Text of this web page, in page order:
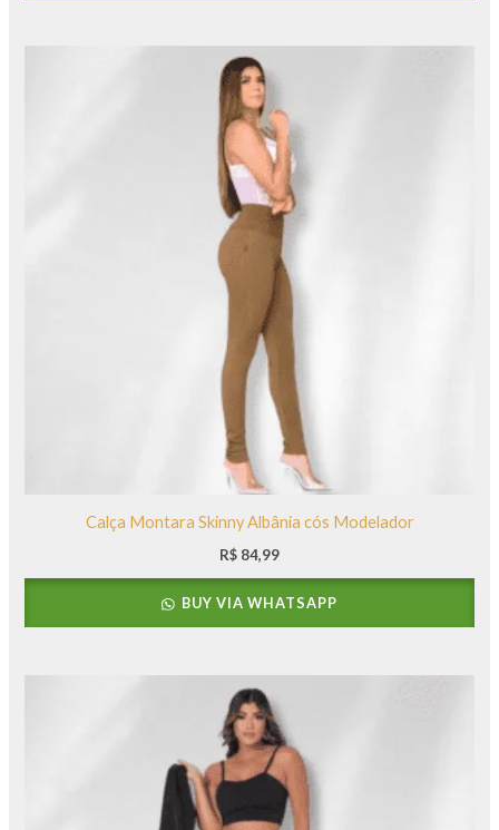
Calça Montara Skinny Albânia cós Modelador
R$ 84,99
BUY VIA WHATSAPP